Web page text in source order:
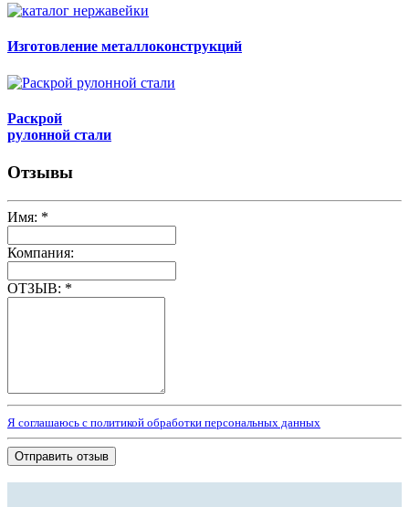
Изготовление металлоконструкций
Раскрой
рулонной стали
Отзывы
Имя: *
Компания:
ОТЗЫВ: *
Я соглашаюсь с политикой обработки персональных данных
Отправить отзыв